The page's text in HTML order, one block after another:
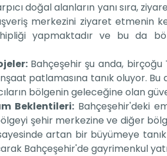
doğal alanların yanı sıra,
merkezini ziyaret etmenin
yapmaktadır ve bu da
Bahçeşehir şu anda,
patlamasına tanık oluyor.
bölgenin geleceğine olan
Beklentileri: Bahçeşehir'deki
şehir merkezine ve diğer
artan bir büyümeye
Bahçeşehir'de gayrimenkul